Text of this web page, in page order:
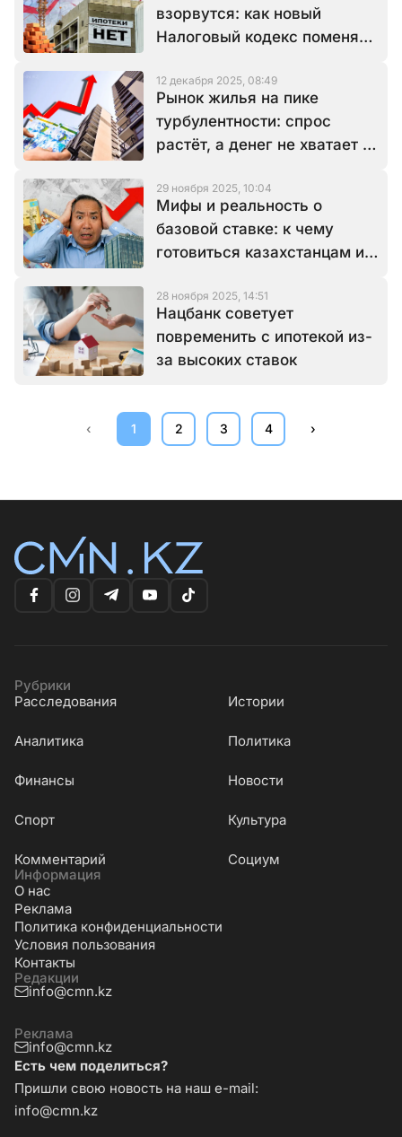
взорвутся: как новый
Налоговый кодекс поменяет
12 декабря 2025, 08:49
Рынок жилья на пике
турбулентности: спрос
растёт, а денег не хватает –
29 ноября 2025, 10:04
Мифы и реальность о
базовой ставке: к чему
готовиться казахстанцам и
28 ноября 2025, 14:51
Нацбанк советует
повременить с ипотекой из-
за высоких ставок
‹ 1 2 3 4 ›
Рубрики
Расследования
Истории
Аналитика Политика
Финансы Новости
Cпорт Культура
Комментарий
Социум
Информация
О нас
Реклама
Политика конфиденциальности
Условия пользования
Контакты
Редакции
info@cmn.kz
Реклама
info@cmn.kz
Есть чем поделиться?
Пришли свою новость на наш e-mail:
info@cmn.kz